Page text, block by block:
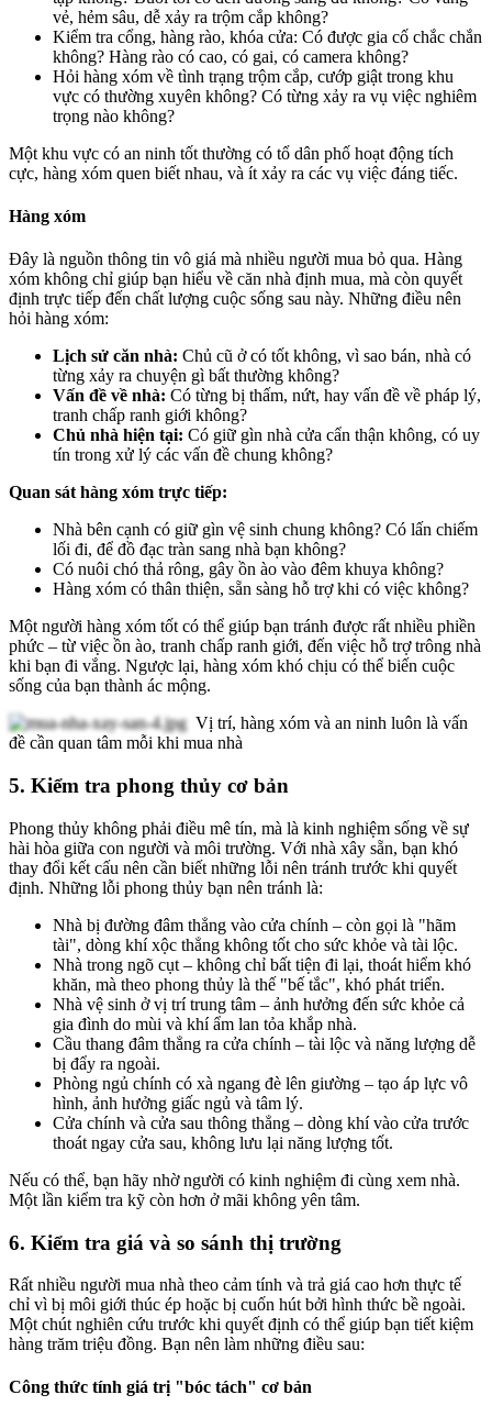
vẻ, hẻm sâu, dễ xảy ra trộm cắp không?
Kiểm tra cổng, hàng rào, khóa cửa: Có được gia cố chắc chắn
không? Hàng rào có cao, có gai, có camera không?
Hỏi hàng xóm về tình trạng trộm cắp, cướp giật trong khu
vực có thường xuyên không? Có từng xảy ra vụ việc nghiêm
trọng nào không?
Một khu vực có an ninh tốt thường có tổ dân phố hoạt động tích
cực, hàng xóm quen biết nhau, và ít xảy ra các vụ việc đáng tiếc.
Hàng xóm
Đây là nguồn thông tin vô giá mà nhiều người mua bỏ qua. Hàng
xóm không chỉ giúp bạn hiểu về căn nhà định mua, mà còn quyết
định trực tiếp đến chất lượng cuộc sống sau này. Những điều nên
hỏi hàng xóm:
Lịch sử căn nhà: Chủ cũ ở có tốt không, vì sao bán, nhà có
từng xảy ra chuyện gì bất thường không?
Vấn đề về nhà: Có từng bị thấm, nứt, hay vấn đề về pháp lý,
tranh chấp ranh giới không?
Chủ nhà hiện tại: Có giữ gìn nhà cửa cẩn thận không, có uy
tín trong xử lý các vấn đề chung không?
Quan sát hàng xóm trực tiếp:
Nhà bên cạnh có giữ gìn vệ sinh chung không? Có lấn chiếm
lối đi, để đồ đạc tràn sang nhà bạn không?
Có nuôi chó thả rông, gây ồn ào vào đêm khuya không?
Hàng xóm có thân thiện, sẵn sàng hỗ trợ khi có việc không?
Một người hàng xóm tốt có thể giúp bạn tránh được rất nhiều phiền
phức – từ việc ồn ào, tranh chấp ranh giới, đến việc hỗ trợ trông nhà
khi bạn đi vắng. Ngược lại, hàng xóm khó chịu có thể biến cuộc
sống của bạn thành ác mộng.
Vị trí, hàng xóm và an ninh luôn là vấn
đề cần quan tâm mỗi khi mua nhà
5. Kiểm tra phong thủy cơ bản
Phong thủy không phải điều mê tín, mà là kinh nghiệm sống về sự
hài hòa giữa con người và môi trường. Với nhà xây sẵn, bạn khó
thay đổi kết cấu nên cần biết những lỗi nên tránh trước khi quyết
định. Những lỗi phong thủy bạn nên tránh là:
Nhà bị đường đâm thẳng vào cửa chính – còn gọi là "hãm
tài", dòng khí xộc thẳng không tốt cho sức khỏe và tài lộc.
Nhà trong ngõ cụt – không chỉ bất tiện đi lại, thoát hiểm khó
khăn, mà theo phong thủy là thế "bế tắc", khó phát triển.
Nhà vệ sinh ở vị trí trung tâm – ảnh hưởng đến sức khỏe cả
gia đình do mùi và khí ẩm lan tỏa khắp nhà.
Cầu thang đâm thẳng ra cửa chính – tài lộc và năng lượng dễ
bị đẩy ra ngoài.
Phòng ngủ chính có xà ngang đè lên giường – tạo áp lực vô
hình, ảnh hưởng giấc ngủ và tâm lý.
Cửa chính và cửa sau thông thẳng – dòng khí vào cửa trước
thoát ngay cửa sau, không lưu lại năng lượng tốt.
Nếu có thể, bạn hãy nhờ người có kinh nghiệm đi cùng xem nhà.
Một lần kiểm tra kỹ còn hơn ở mãi không yên tâm.
6. Kiểm tra giá và so sánh thị trường
Rất nhiều người mua nhà theo cảm tính và trả giá cao hơn thực tế
chỉ vì bị môi giới thúc ép hoặc bị cuốn hút bởi hình thức bề ngoài.
Một chút nghiên cứu trước khi quyết định có thể giúp bạn tiết kiệm
hàng trăm triệu đồng. Bạn nên làm những điều sau:
Công thức tính giá trị "bóc tách" cơ bản